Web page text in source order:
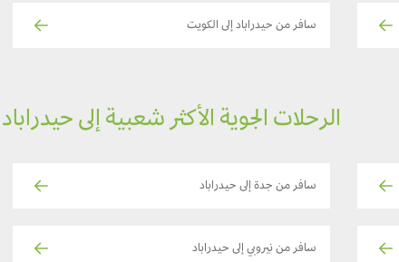
سافر من حيدراباد إلى الكويت
الرحلات الجوية الأكثر شعبية إلى حيدراباد
سافر من جدة إلى حيدراباد
سافر من نيروبي إلى حيدراباد